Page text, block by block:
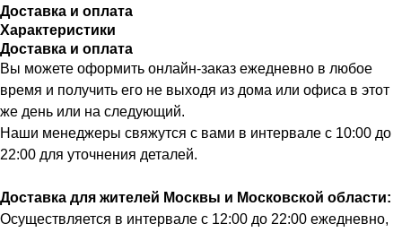
Доставка и оплата
Характеристики
Доставка и оплата
Вы можете оформить онлайн-заказ ежедневно в любое
время и получить его не выходя из дома или офиса в этот
же день или на следующий.
Наши менеджеры свяжутся с вами в интервале с 10:00 до
22:00 для уточнения деталей.
Доставка для жителей Москвы и Московской области:
Осуществляется в интервале с 12:00 до 22:00 ежедневно,